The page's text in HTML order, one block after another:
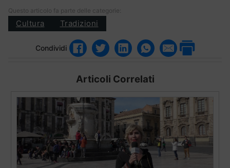
Questo articolo fa parte delle categorie:
Cultura Tradizioni
Condividi
Articoli Correlati